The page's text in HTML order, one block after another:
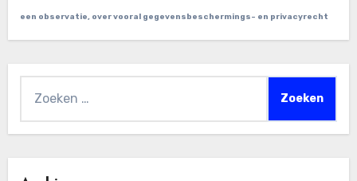
een observatie, over vooral gegevensbeschermings- en privacyrecht